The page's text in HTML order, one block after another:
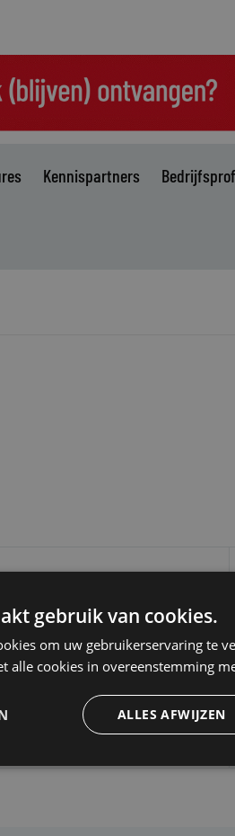
Kennispartners
36 uur Ben jij de
tot
gebruik van cookies.
om uw gebruikerservaring te
alle cookies in overeenstemming
ALLES AFWIJZEN